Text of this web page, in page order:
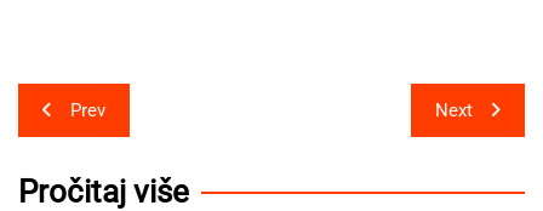
Post
navigation
Prev Next
Pročitaj više